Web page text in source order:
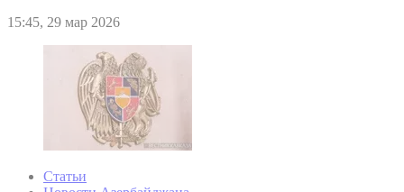
15:45, 29 мар 2026
Статьи